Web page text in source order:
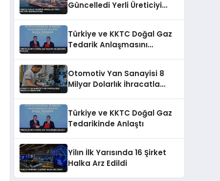
Güncelledi Yerli Üreticiyi
Türkiye ve KKTC Doğal Gaz
Tedarik Anlaşmasını
Otomotiv Yan Sanayisi 8
Milyar Dolarlık İhracatla
Türkiye ve KKTC Doğal Gaz
Tedarikinde Anlaştı
Yilın İlk Yarısında 16 Şirket
Halka Arz Edildi